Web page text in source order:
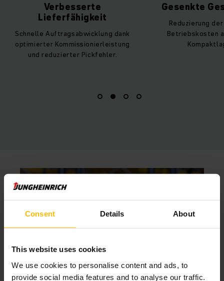
Consent Details About
This website uses cookies
We use cookies to personalise content and ads, to
provide social media features and to analyse our traffic.
Gesenkte Gesamtkosten
Reduzierung der Energie- und
Betriebskosten als Vorteil der
Kompaktlagerung.